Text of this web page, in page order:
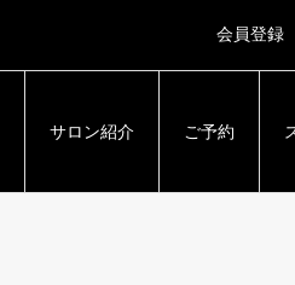
会員登録
サロン紹介 ご予約